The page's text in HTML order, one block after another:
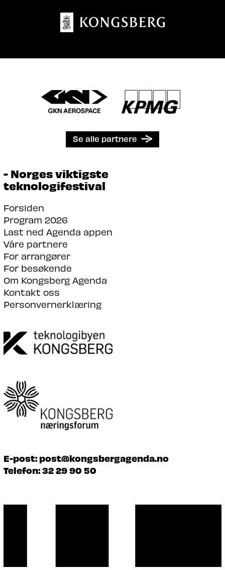
Se alle partnere
- Norges viktigste
teknologifestival
Forsiden
Program 2026
Last ned Agenda appen
Våre partnere
For arrangører
For besøkende
Om Kongsberg Agenda
Kontakt oss
Personvernerklæring
E-post: post@kongsbergagenda.no
Telefon:32 29 90 50